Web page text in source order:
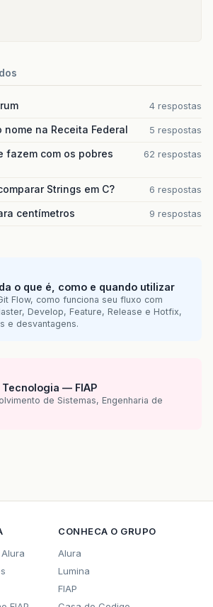
4 respostas
nome na Receita Federal 5 respostas
fazem com os pobres
62 respostas
Strings em C? 6 respostas
centímetros 9 respostas
o que é, como e quando utilizar
Flow, como funciona seu fluxo com
Develop, Feature, Release e Hotfix,
e desvantagens.
— FIAP
de Sistemas, Engenharia de
CONHECA O GRUPO
Alura
Lumina
FIAP